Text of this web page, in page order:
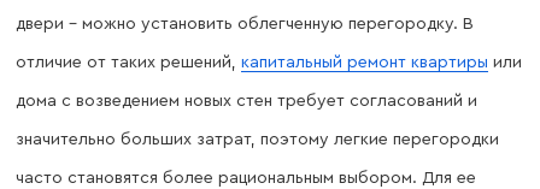
двери – можно установить облегченную перегородку. В
отличие от таких решений, капитальный ремонт квартиры или
дома с возведением новых стен требует согласований и
значительно больших затрат, поэтому легкие перегородки
часто становятся более рациональным выбором. Для ее